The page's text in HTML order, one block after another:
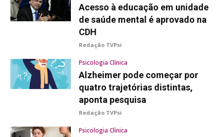
Acesso à educação em unidade
de saúde mental é aprovado na
CDH
Redação TVPsi
Psicologia Clínica
Alzheimer pode começar por
quatro trajetórias distintas,
aponta pesquisa
Redação TVPsi
Psicologia Clínica